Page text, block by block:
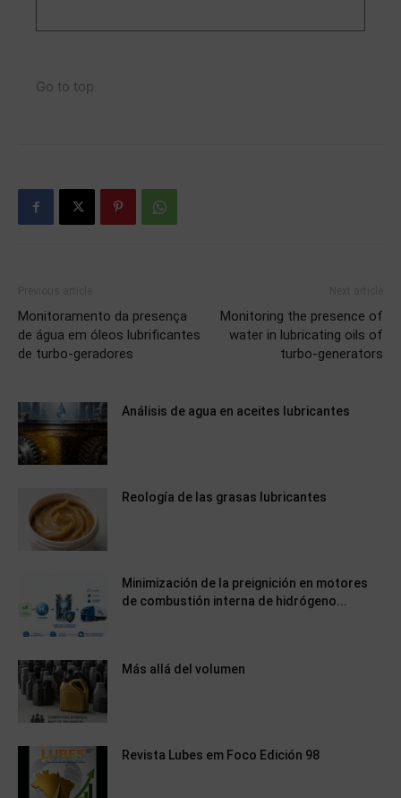
Go to top
Monitoramento da presença
de água em óleos lubrificantes
de turbo-geradores
Monitoring the presence of
water in lubricating oils of
turbo-generators
Análisis de agua en aceites lubricantes
Reología de las grasas lubricantes
Minimización de la preignición en motores
de combustión interna de hidrógeno...
Más allá del volumen
Revista Lubes em Foco Edición 98